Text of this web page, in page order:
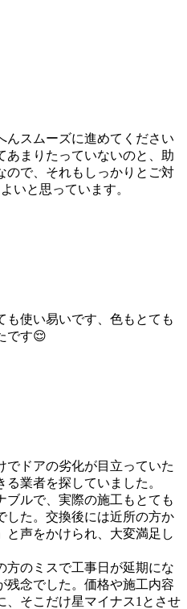
んスムーズに進めてください
あまりたっていないのと、助
ので、それもしっかりとご対
いと思っています。
も使い易いです、色もとても
です😌
でドアの劣化が目立っていた
業者を探していました。
ブルで、実際の施工もとても
した。交換後には近所の方か
と声をかけられ、大変満足し
方のミスで工事日が延期にな
残念でした。価格や施工内容
、そこだけ星マイナス1とさせ